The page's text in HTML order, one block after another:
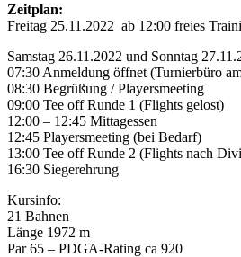
Zeitplan:
Freitag 25.11.2022 ab 12:00 freies
Samstag 26.11.2022 und Sonntag
07:30 Anmeldung öffnet (Turnierbüro
08:30 Begrüßung / Playersmeeting
09:00 Tee off Runde 1 (Flights gelost)
12:00 – 12:45 Mittagessen
12:45 Playersmeeting (bei Bedarf)
13:00 Tee off Runde 2 (Flights nach
16:30 Siegerehrung
Kursinfo:
21 Bahnen
Länge 1972 m
Par 65 – PDGA-Rating ca 920